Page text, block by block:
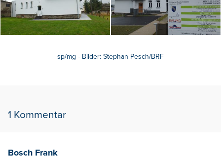
sp/mg - Bilder: Stephan Pesch/BRF
1 Kommentar
Bosch Frank